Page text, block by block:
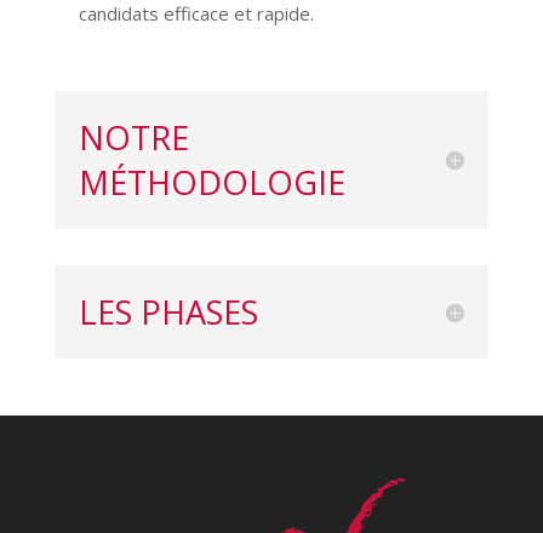
candidats efficace et rapide.
NOTRE
MÉTHODOLOGIE
LES PHASES